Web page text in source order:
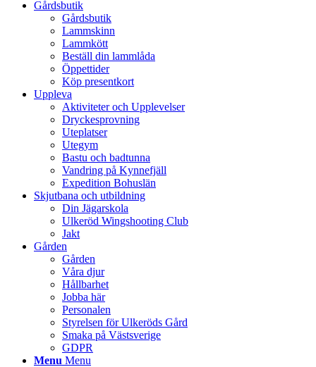
Gårdsbutik
Gårdsbutik
Lammskinn
Lammkött
Beställ din lammlåda
Öppettider
Köp presentkort
Uppleva
Aktiviteter och Upplevelser
Dryckesprovning
Uteplatser
Utegym
Bastu och badtunna
Vandring på Kynnefjäll
Expedition Bohuslän
Skjutbana och utbildning
Din Jägarskola
Ulkeröd Wingshooting Club
Jakt
Gården
Gården
Våra djur
Hållbarhet
Jobba här
Personalen
Styrelsen för Ulkeröds Gård
Smaka på Västsverige
GDPR
Menu Menu